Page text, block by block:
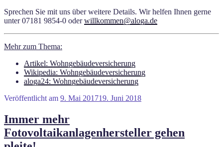
Sprechen Sie mit uns über weitere Details. Wir helfen Ihnen gerne
unter 07181 9854-0 oderwillkommen@aloga.de
Mehr zum Thema:
Artikel: Wohngebäudeversicherung
Wikipedia: Wohngebäudeversicherung
aloga24: Wohngebäudeversicherung
Veröffentlicht am 9. Mai 201719. Juni 2018
Immer mehr
Fotovoltaikanlagenhersteller gehen